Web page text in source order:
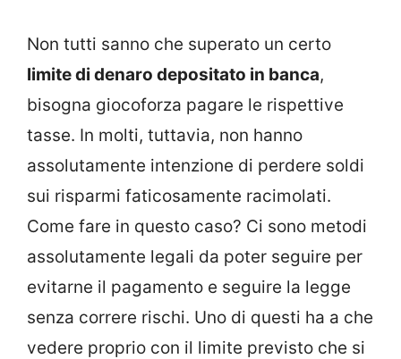
Non tutti sanno che superato un certo
limite di denaro depositato in banca,
bisogna giocoforza pagare le rispettive
tasse. In molti, tuttavia, non hanno
assolutamente intenzione di perdere soldi
sui risparmi faticosamente racimolati.
Come fare in questo caso? Ci sono metodi
assolutamente legali da poter seguire per
evitarne il pagamento e seguire la legge
senza correre rischi. Uno di questi ha a che
vedere proprio con il limite previsto che si